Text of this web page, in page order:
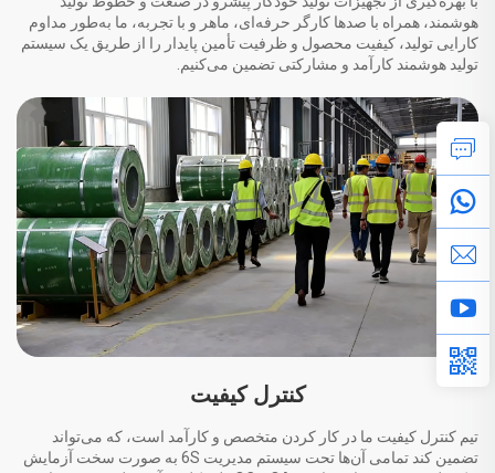
هوشمند، همراه با صدها کارگر حرفه‌ای، ماهر و با تجربه، ما به‌طور مداوم
کارایی تولید، کیفیت محصول و ظرفیت تأمین پایدار را از طریق یک سیستم
تولید هوشمند کارآمد و مشارکتی تضمین می‌کنیم.
کنترل کیفیت
تیم کنترل کیفیت ما در کار کردن متخصص و کارآمد است، که می‌تواند
تضمین کند تمامی آن‌ها تحت سیستم مدیریت 6S به صورت سخت آزمایش